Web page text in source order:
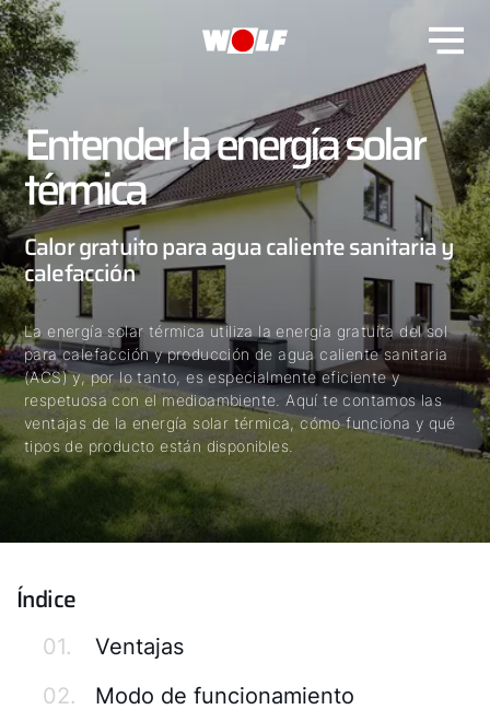
Entender la energía solar
térmica
Calor gratuito para agua caliente sanitaria y
calefacción
La energía solar térmica utiliza la energía gratuita del sol
para calefacción y producción de agua caliente sanitaria
(ACS) y, por lo tanto, es especialmente eficiente y
respetuosa con el medioambiente. Aquí te contamos las
ventajas de la energía solar térmica, cómo funciona y qué
tipos de producto están disponibles.
Índice
01.
Ventajas
02.
Modo de funcionamiento